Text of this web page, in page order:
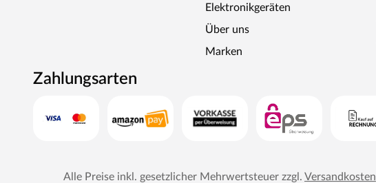
Elektronikgeräten
Über uns
Marken
Zahlungsarten
Alle Preise inkl. gesetzlicher Mehrwertsteuer zzgl. Versandkosten